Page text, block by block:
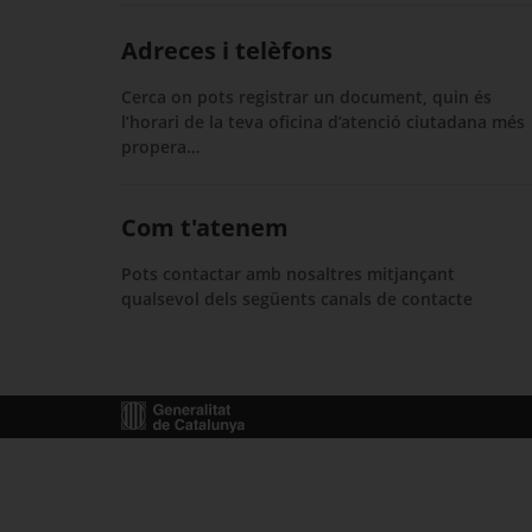
Adreces i telèfons
Cerca on pots registrar un document, quin és
l’horari de la teva oficina d’atenció ciutadana més
propera…
Com t'atenem
Pots contactar amb nosaltres mitjançant
qualsevol dels següents canals de contacte